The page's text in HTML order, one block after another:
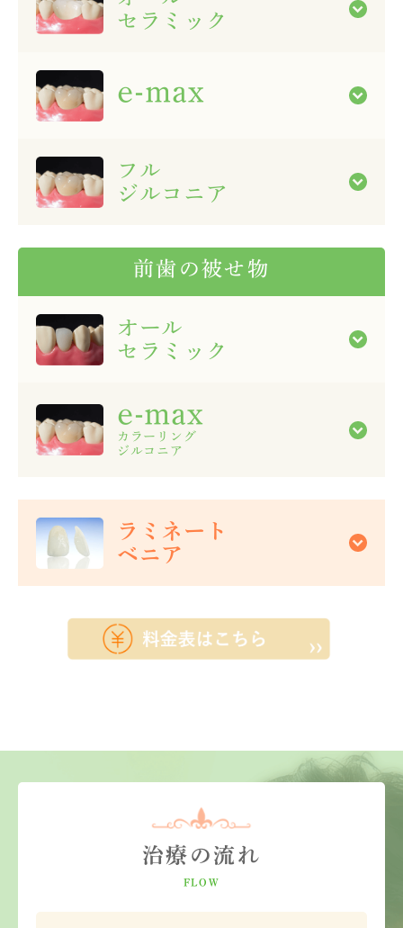
セラミック
e-max
フル
ジルコニア
前歯の被せ物
オール
セラミック
e-max
カラーリング
ジルコニア
ラミネート
ベニア
治療の流れ
FLOW